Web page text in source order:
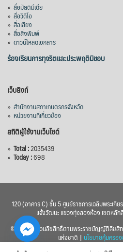
» สื่อมัลติมีเดีย
» สื่อวิดีโอ
» สื่อเสียง
» สื่อสิ่งพิมพ์
» ดาวน์โหลดเอกสาร
ร้องเรียนการทุจริตและประพฤติมิชอบ
เว็บลิงก์
» สำนักงานสภาเกษตรกรจังหวัด
» หน่วยงานที่เกี่ยวข้อง
สถิติผู้ใช้งานเว็บไซต์
» Total :2035439
» Today :698
120 (อาคาร C) ชั้น 5 ศูนย์ราชการเฉลิมพระเ
แจ้งวัฒนะ แขวงทุ่งสองห้อง เขตหลั
© 2560 สงวนลิขสิทธิ์ตามพระราชบัญญัติลิขสิท
แห่งชาติ | นโยบายคุ้มครอ